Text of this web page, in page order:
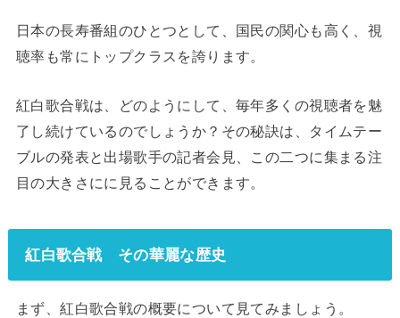
日本の長寿番組のひとつとして、国民の関心も高く、視
聴率も常にトップクラスを誇ります。
紅白歌合戦は、どのようにして、毎年多くの視聴者を魅
了し続けているのでしょうか？その秘訣は、タイムテー
ブルの発表と出場歌手の記者会見、この二つに集まる注
目の大きさにに見ることができます。
紅白歌合戦 その華麗な歴史
まず、紅白歌合戦の概要について見てみましょう。